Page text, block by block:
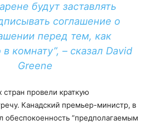
будут заставлять
соглашение о
перед тем, как
в комнату”, – сказал David
Greene
провели краткую
Канадский премьер-министр, в
обеспокоенность “предполагаемым